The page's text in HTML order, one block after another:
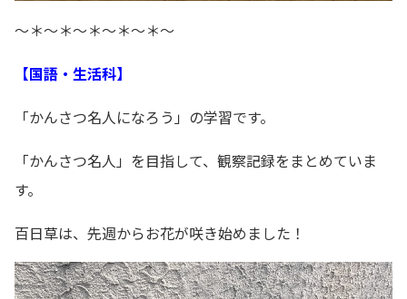
～＊～＊～＊～＊～＊～
【国語・生活科】
「かんさつ名人になろう」の学習です。
「かんさつ名人」を目指して、観察記録をまとめていま
す。
百日草は、先週からお花が咲き始めました！